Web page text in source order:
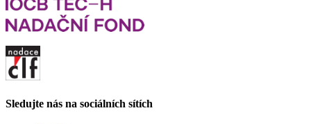
Sledujte nás na sociálních sítích